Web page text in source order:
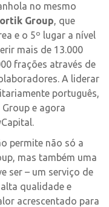
no mesmo
Group, que
e o 5º lugar a nível
mais de 13.000
frações através de
A liderar
português,
Group e agora
permite não só a
mas também uma
ser – um serviço de
qualidade e
acrescentado para